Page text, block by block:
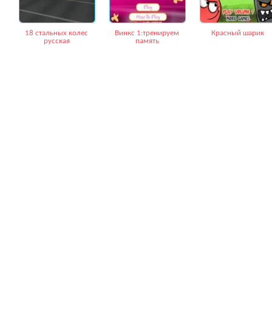
18 стальных колес
русская
Винкс 1:тренируем
память
Красный шарик